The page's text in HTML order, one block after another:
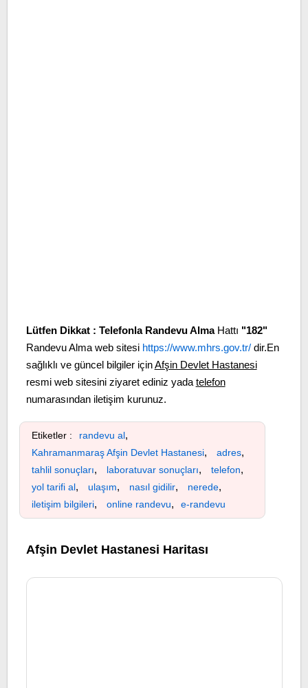
Lütfen Dikkat : Telefonla Randevu AlmaHattı "182"
Randevu Alma web sitesi https://www.mhrs.gov.tr/dir.En
sağlıklı ve güncel bilgiler içinAfşin Devlet Hastanesi
resmi web sitesini ziyaret ediniz yada telefon
numarasından iletişim kurunuz.
Etiketler : randevu al,
Kahramanmaraş Afşin Devlet Hastanesi, adres,
tahlil sonuçları, laboratuvar sonuçları, telefon,
yol tarifi al, ulaşım, nasıl gidilir, nerede,
iletişim bilgileri, online randevu, e-randevu
Afşin Devlet Hastanesi Haritası